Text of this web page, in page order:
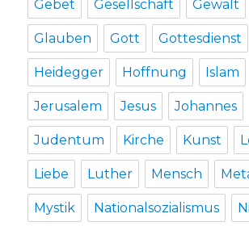
Gebet Gesellschaft Gewalt
Glauben Gott Gottesdienst
Heidegger Hoffnung Islam
Jerusalem Jesus Johannes
Judentum Kirche Kunst
Liebe Luther Mensch
Mystik Nationalsozialismus